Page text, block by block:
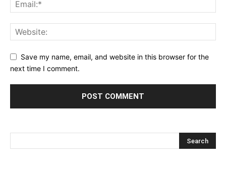
Save my name, email, and website in this browser for the
next time I comment.